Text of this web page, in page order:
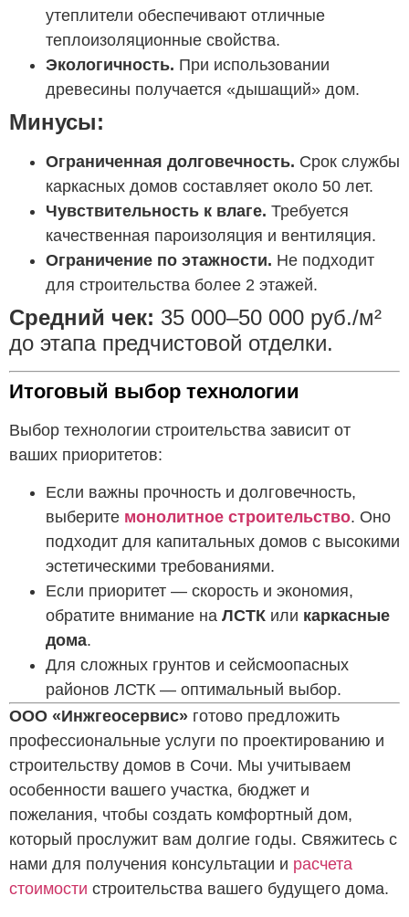
утеплители обеспечивают отличные
теплоизоляционные свойства.
Экологичность. При использовании
древесины получается «дышащий» дом.
Минусы:
Ограниченная долговечность. Срок службы
каркасных домов составляет около 50 лет.
Чувствительность к влаге. Требуется
качественная пароизоляция и вентиляция.
Ограничение по этажности. Не подходит
для строительства более 2 этажей.
Средний чек: 35 000–50 000 руб./м²
до этапа предчистовой отделки.
Итоговый выбор технологии
Выбор технологии строительства зависит от
ваших приоритетов:
Если важны прочность и долговечность,
выберите монолитное строительство. Оно
подходит для капитальных домов с высокими
эстетическими требованиями.
Если приоритет — скорость и экономия,
обратите внимание на ЛСТК или каркасные
дома.
Для сложных грунтов и сейсмоопасных
районов ЛСТК — оптимальный выбор.
ООО «Инжгеосервис» готово предложить
профессиональные услуги по проектированию и
строительству домов в Сочи. Мы учитываем
особенности вашего участка, бюджет и
пожелания, чтобы создать комфортный дом,
который прослужит вам долгие годы. Свяжитесь с
нами для получения консультации и расчета
стоимости строительства вашего будущего дома.